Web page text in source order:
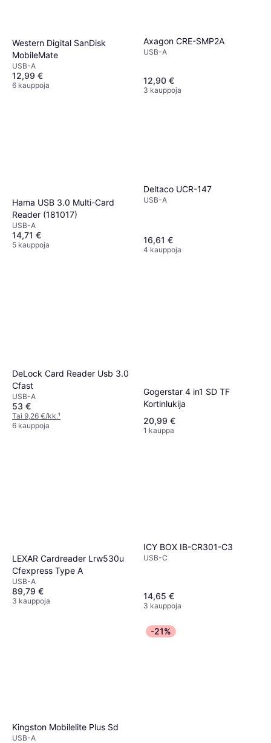
Western Digital SanDisk
MobileMate
USB-A
12,99 €
6 kauppoja
Axagon CRE-SMP2A
USB-A
12,90 €
3 kauppoja
Hama USB 3.0 Multi-Card
Reader (181017)
USB-A
14,71 €
5 kauppoja
Deltaco UCR-147
USB-A
16,61 €
4 kauppoja
DeLock Card Reader Usb 3.0
Cfast
USB-A
53 €
Tai 9,26 €/kk.¹
6 kauppoja
Gogerstar 4 in1 SD TF
Kortinlukija
20,99 €
1 kauppa
LEXAR Cardreader Lrw530u
Cfexpress Type A
USB-A
89,79 €
3 kauppoja
ICY BOX IB-CR301-C3
USB-C
14,65 €
3 kauppoja
Kingston Mobilelite Plus Sd
USB-A
-21%